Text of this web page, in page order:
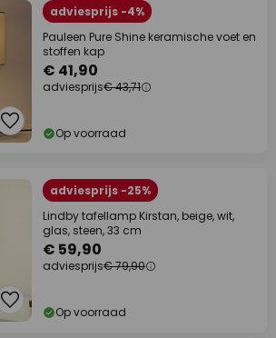
adviesprijs -4%
Pauleen Pure Shine keramische voet en
stoffen kap
€ 41,90
adviesprijs€ 43,71
Op voorraad
adviesprijs -25%
Lindby tafellamp Kirstan, beige, wit,
glas, steen, 33 cm
€ 59,90
adviesprijs€ 79,90
Op voorraad